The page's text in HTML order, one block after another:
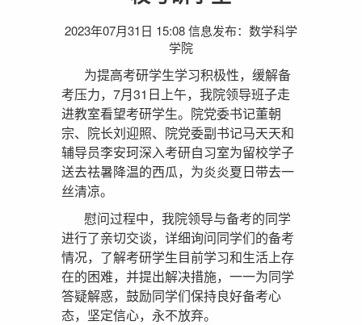
2023年07月31日 15:08 信息发布：数学科学
学院
为提高考研学生学习积极性，缓解备
考压力，7月31日上午，我院领导班子走
进教室看望考研学生。院党委书记董朝
宗、院长刘迎照、院党委副书记马天天和
辅导员李安珂深入考研自习室为留校学子
送去祛暑降温的西瓜，为炎炎夏日带去一
丝清凉。
慰问过程中，我院领导与备考的同学
进行了亲切交谈，详细询问同学们的备考
情况，了解考研学生目前学习和生活上存
在的困难，并提出解决措施，一一为同学
答疑解惑，鼓励同学们保持良好备考心
态，坚定信心，永不放弃。